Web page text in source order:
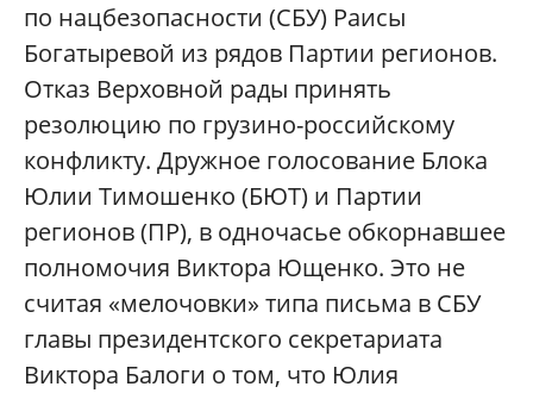
по нацбезопасности (СБУ) Раисы
Богатыревой из рядов Партии регионов.
Отказ Верховной рады принять
резолюцию по грузино-российскому
конфликту. Дружное голосование Блока
Юлии Тимошенко (БЮТ) и Партии
регионов (ПР), в одночасье обкорнавшее
полномочия Виктора Ющенко. Это не
считая «мелочовки» типа письма в СБУ
главы президентского секретариата
Виктора Балоги о том, что Юлия